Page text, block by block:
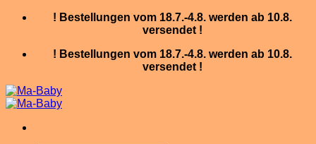
Skip
! Bestellungen vom 18.7.-4.8. werden ab 10.8.
versendet !
! Bestellungen vom 18.7.-4.8. werden ab 10.8.
versendet !